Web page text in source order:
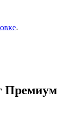
Премиум